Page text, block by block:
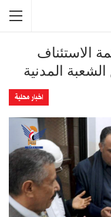
الاستئناف
المدنية
اخبار محلية